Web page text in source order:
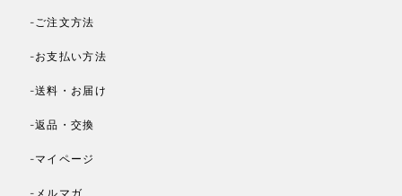
-ご注文方法
-お支払い方法
-送料・お届け
-返品・交換
-マイページ
-メルマガ